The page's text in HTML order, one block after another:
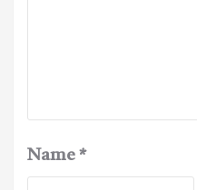
Name *